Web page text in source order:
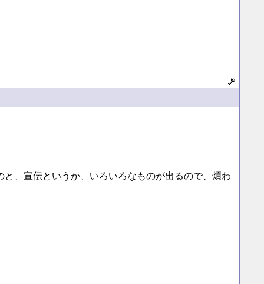
と、宣伝というか、いろいろなものが出るので、煩わ